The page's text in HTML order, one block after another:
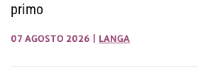
primo
07 AGOSTO 2026 LANGA